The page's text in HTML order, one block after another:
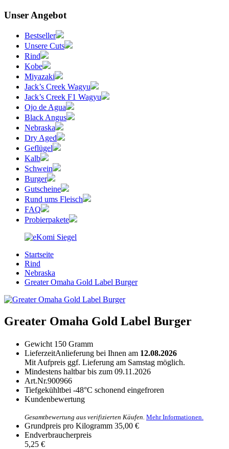
Unser Angebot
Bestseller
Unsere Cuts
Rind
Kobe
Miyazaki
Jack’s Creek Wagyu
Jack’s Creek F1 Wagyu
Ojo de Agua
Black Angus
Nebraska
Dry Aged
Geflügel
Kalb
Schwein
Burger
Gutscheine
Rund ums Fleisch
FAQ
Probierpakete
Startseite
Rind
Nebraska
Greater Omaha Gold Label Burger
Greater Omaha Gold Label Burger
Gewicht 150 Gramm
LieferzeitAnlieferung bei Ihnen am 12.08.2026
Mit Aufpreis ggf. Lieferung am Samstag möglich.
Mindestens haltbar bis zum 09.11.2026
Art.Nr.900966
Tiefgekühltbei -48°C schonend eingefroren
Kundenbewertung
Gesamtbewertung aus verifizierten Käufen. Mehr Informationen.
Grundpreis pro Kilogramm 35,00 €
Endverbraucherpreis
5,25 €